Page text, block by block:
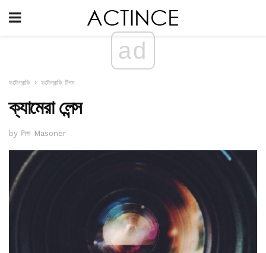
ad
ফটোগ্রাফি ফটোগ্রাফি টিপস
ক্যামেরা লেন্স
by লিজ Masoner